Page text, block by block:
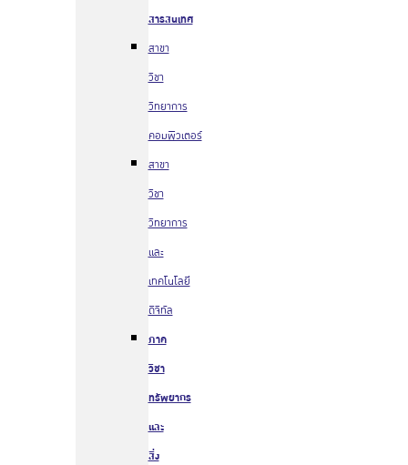
สารสนเทศ
สาขา
วิชา
วิทยาการ
คอมพิวเตอร์
สาขา
วิชา
วิทยาการ
และ
เทคโนโลยี
ดิจิทัล
ภาค
วิชา
ทรัพยากร
และ
สิ่ง